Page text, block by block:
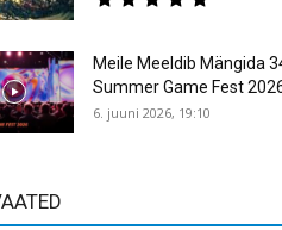
Meile Meeldib Mängida
Summer Game Fest
6. juuni 2026, 19:10